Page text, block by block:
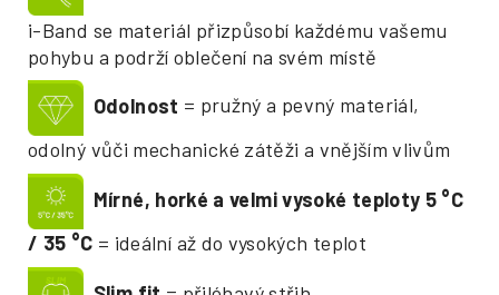
i-Band se materiál přizpůsobí každému vašemu
pohybu a podrží oblečení na svém místě
Odolnost = pružný a pevný materiál,
odolný vůči mechanické zátěži a vnějším vlivům
Mírné, horké a velmi vysoké teploty 5 °C
/ 35 °C = ideální až do vysokých teplot